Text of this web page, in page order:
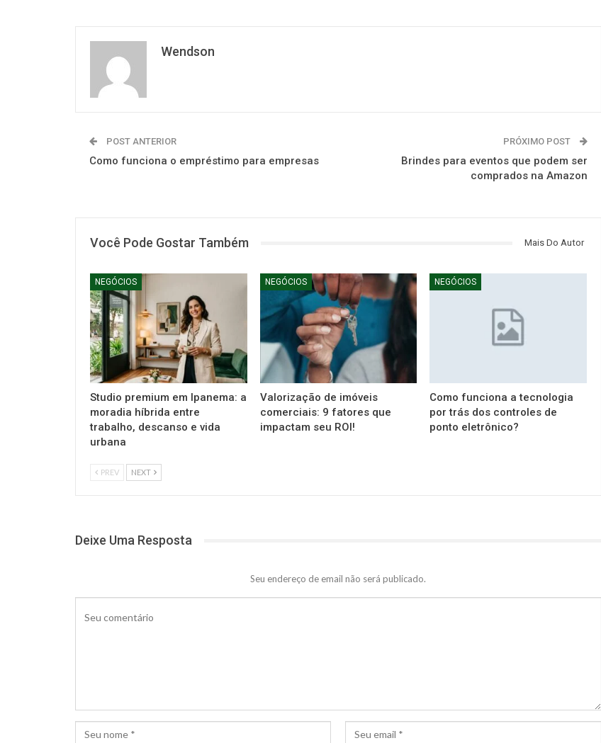
Wendson
POST ANTERIOR
Como funciona o empréstimo para empresas
PRÓXIMO POST
Brindes para eventos que podem ser
comprados na Amazon
Você Pode Gostar Também Mais Do Autor
NEGÓCIOS
Studio premium em Ipanema: a
moradia híbrida entre
trabalho, descanso e vida
urbana
NEGÓCIOS
Valorização de imóveis
comerciais: 9 fatores que
impactam seu ROI!
NEGÓCIOS
Como funciona a tecnologia
por trás dos controles de
ponto eletrônico?
PREV NEXT
Deixe Uma Resposta
Seu endereço de email não será publicado.